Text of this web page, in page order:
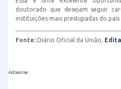
doutorado que desejam seguir
instituições mais prestigiadas do
Fonte: Diário Oficial da União,
Adsense